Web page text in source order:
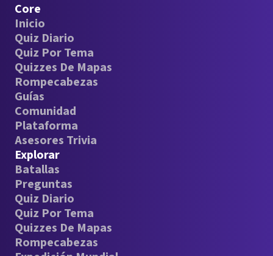
Core
Inicio
Quiz Diario
Quiz Por Tema
Quizzes De Mapas
Rompecabezas
Guías
Comunidad
Plataforma
Asesores Trivia
Explorar
Batallas
Preguntas
Quiz Diario
Quiz Por Tema
Quizzes De Mapas
Rompecabezas